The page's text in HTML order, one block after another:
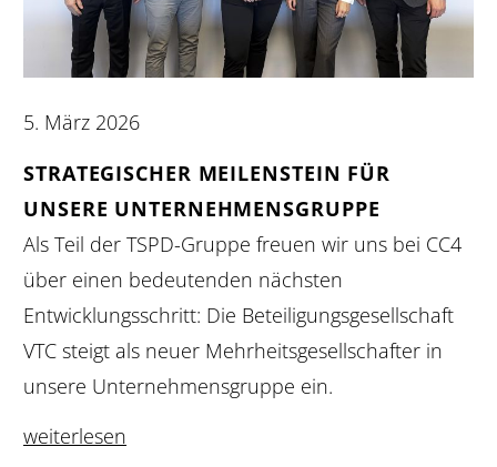
STRATEGISCHER MEILENSTEIN FÜR
UNSERE UNTERNEHMENSGRUPPE
5. März 2026
Als Teil der TSPD-Gruppe freuen wir uns bei CC4
über einen bedeutenden nächsten
Entwicklungsschritt: Die Beteiligungsgesellschaft
VTC steigt als neuer Mehrheitsgesellschafter in
unsere Unternehmensgruppe ein.
weiterlesen